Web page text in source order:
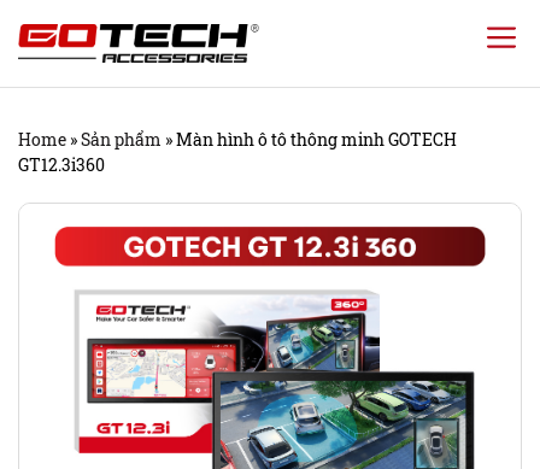
Chuyển
đến
dung
Home »Sản phẩm »Màn hình ô tô thông minh GOTECH
GT12.3i360